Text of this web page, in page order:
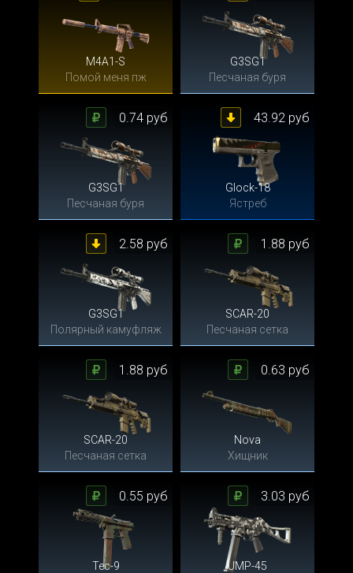
M4A1-S
Помой меня пж
G3SG1
Песчаная буря
G3SG1
Песчаная буря
0.74 руб
Glock-18
Ястреб
43.92 руб
G3SG1
Полярный камуфляж
2.58 руб
SCAR-20
Песчаная сетка
1.88 руб
SCAR-20
Песчаная сетка
1.88 руб
Nova
Хищник
0.63 руб
Tec-9
0.55 руб
UMP-45
3.03 руб